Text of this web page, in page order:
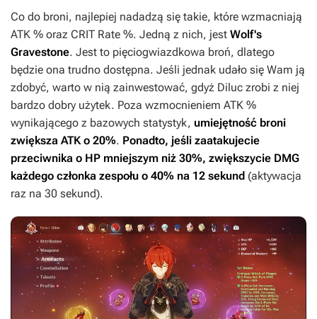
Co do broni, najlepiej nadadzą się takie, które wzmacniają
ATK % oraz CRIT Rate %. Jedną z nich, jest Wolf's
Gravestone. Jest to pięciogwiazdkowa broń, dlatego
będzie ona trudno dostępna. Jeśli jednak udało się Wam ją
zdobyć, warto w nią zainwestować, gdyż Diluc zrobi z niej
bardzo dobry użytek. Poza wzmocnieniem ATK %
wynikającego z bazowych statystyk, umiejętność broni
zwiększa ATK o 20%. Ponadto, jeśli zaatakujecie
przeciwnika o HP mniejszym niż 30%, zwiększycie DMG
każdego członka zespołu o 40% na 12 sekund (aktywacja
raz na 30 sekund).